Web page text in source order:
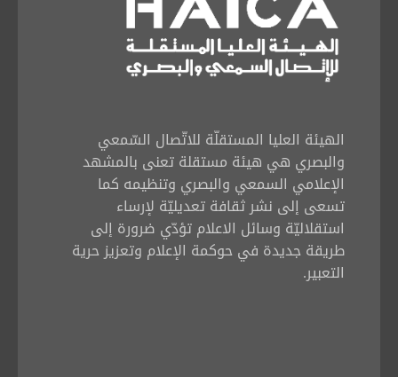
الهيئة العليا المستقلّة للاتّصال السّمعي
والبصري هي هيئة مستقلة تعنى بالمشهد
الإعلامي السمعي والبصري وتنظيمه كما
تسعى إلى نشر ثقافة تعديليّة لإرساء
استقلاليّة وسائل الاعلام تؤدّي ضرورة إلى
طريقة جديدة في حوكمة الإعلام وتعزيز حرية
التعبير.